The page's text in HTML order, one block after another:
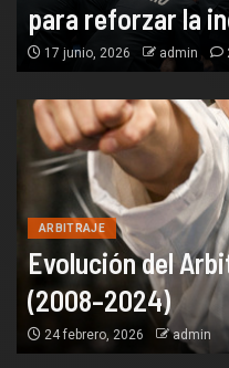
para reforzar la
17 junio, 2026 admin
ARBITRAJE
Evolución del
(2008–2024)
24 febrero, 2026 admin